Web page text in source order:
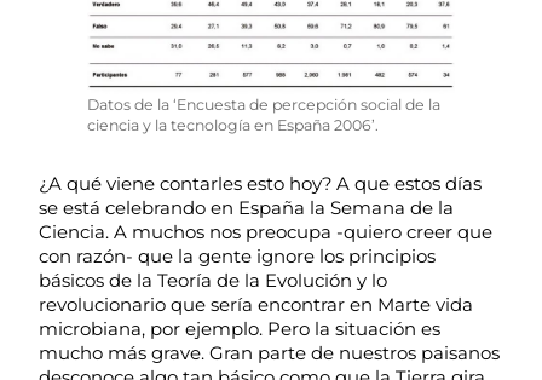
Datos de la ‘Encuesta de percepción social de la
ciencia y la tecnología en España 2006’.
¿A qué viene contarles esto hoy? A que estos días
se está celebrando en España la Semana de la
Ciencia. A muchos nos preocupa -quiero creer que
con razón- que la gente ignore los principios
básicos de la Teoría de la Evolución y lo
revolucionario que sería encontrar en Marte vida
microbiana, por ejemplo. Pero la situación es
mucho más grave. Gran parte de nuestros paisanos